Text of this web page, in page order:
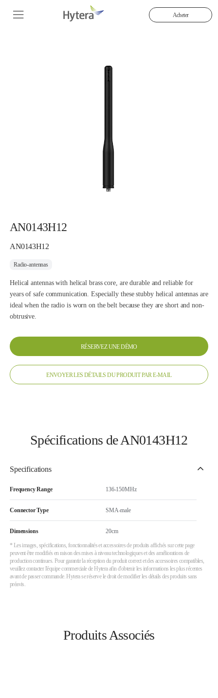
Acheter
AN0143H12
AN0143H12
Radio-antennas
Helical antennas with helical brass core, are durable and reliable for
years of safe communication. Especially these stubby helical antennas are
ideal when the radio is worn on the belt because they are short and non-
obtrusive.
RÉSERVEZ UNE DÉMO
ENVOYER LES DÉTAILS DU PRODUIT PAR E-MAIL
Spécifications de AN0143H12
Specifications
Frequency Range 136-150MHz
Connector Type SMA-male
Dimensions 20cm
* Les images, spécifications, fonctionnalités et accessoires de produits affichés sur cette page
peuvent être modifiés en raison des mises à niveau technologiques et des améliorations de
production continues. Pour garantir la réception du produit correct et des accessoires compatibles,
veuillez contacter l'équipe commerciale de Hytera afin d'obtenir les informations les plus récentes
avant de passer commande. Hytera se réserve le droit de modifier les détails des produits sans
préavis.
Produits Associés